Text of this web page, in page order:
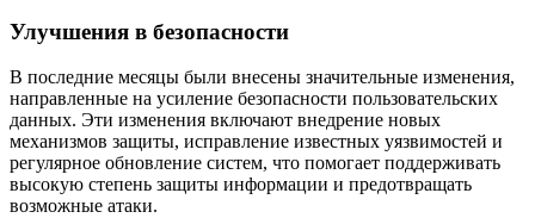
Улучшения в безопасности
В последние месяцы были внесены значительные изменения,
направленные на усиление безопасности пользовательских
данных. Эти изменения включают внедрение новых
механизмов защиты, исправление известных уязвимостей и
регулярное обновление систем, что помогает поддерживать
высокую степень защиты информации и предотвращать
возможные атаки.